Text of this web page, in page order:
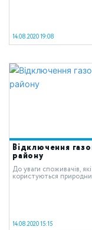
14.08.2020 19:08
Відключення
району
До уваги споживачів,
користуються
14.08.2020 15:15